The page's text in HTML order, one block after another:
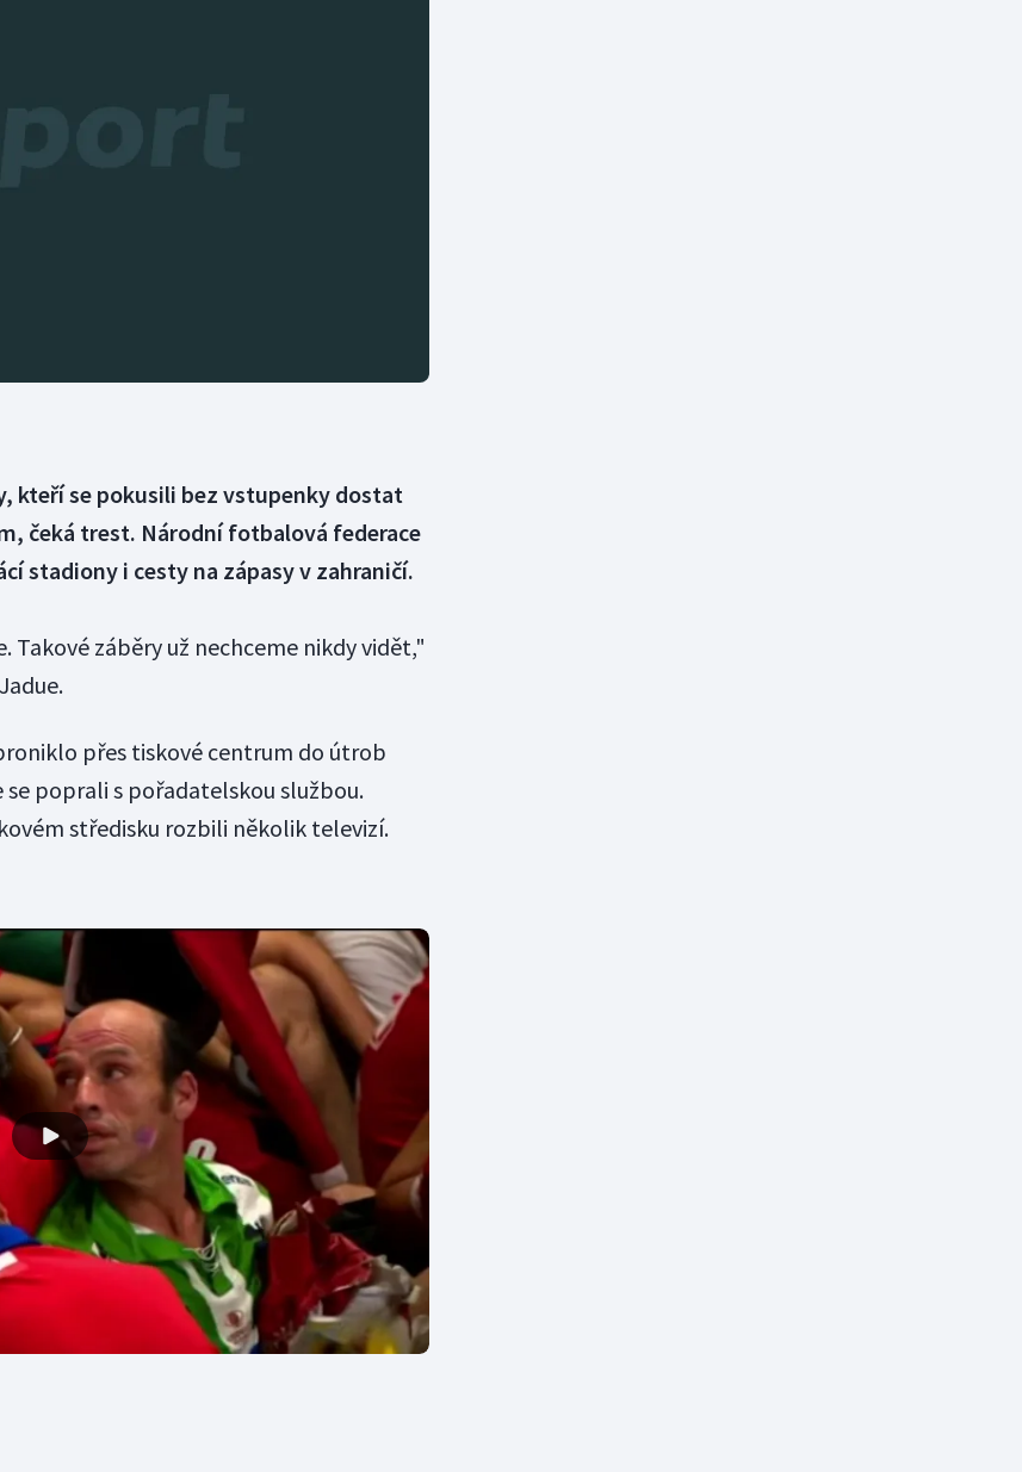
kteří se pokusili bez vstupenky dostat
čeká trest. Národní fotbalová federace
stadiony i cesty na zápasy v zahraničí.
záběry už nechceme nikdy vidět,"
přes tiskové centrum do útrob
poprali s pořadatelskou službou.
středisku rozbili několik televizí.